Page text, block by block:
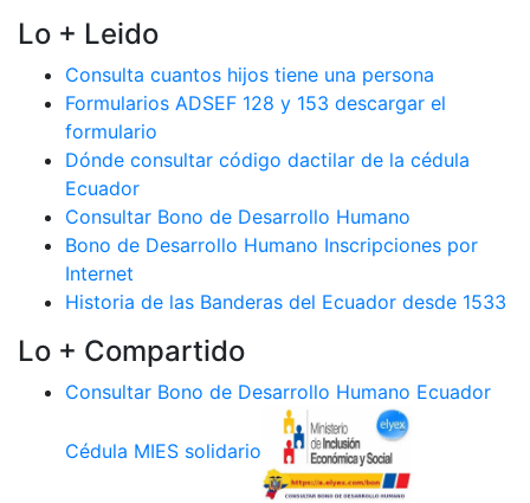
Lo + Leido
Consulta cuantos hijos tiene una persona
Formularios ADSEF 128 y 153 descargar el
formulario
Dónde consultar código dactilar de la cédula
Ecuador
Consultar Bono de Desarrollo Humano
Bono de Desarrollo Humano Inscripciones por
Internet
Historia de las Banderas del Ecuador desde 1533
Lo + Compartido
Consultar Bono de Desarrollo Humano Ecuador
Cédula MIES solidario